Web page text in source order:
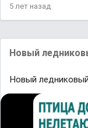
5 лет назад
Новый
Новый